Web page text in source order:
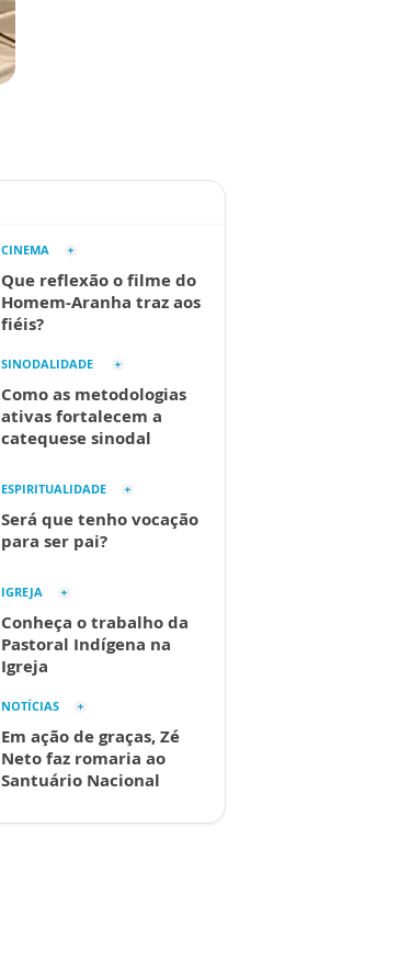
CINEMA
Que reflexão o filme do
Homem-Aranha traz aos
fiéis?
SINODALIDADE
Como as metodologias
ativas fortalecem a
catequese sinodal
ESPIRITUALIDADE
Será que tenho vocação
para ser pai?
IGREJA
Conheça o trabalho da
Pastoral Indígena na
Igreja
NOTÍCIAS
Em ação de graças, Zé
Neto faz romaria ao
Santuário Nacional